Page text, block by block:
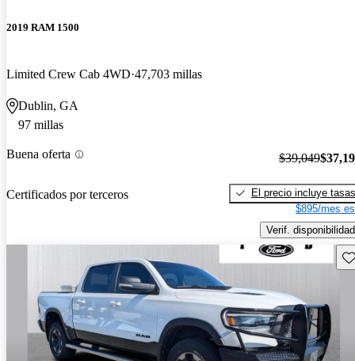
2019 RAM 1500
Limited Crew Cab 4WD 47,703 millas
Dublin, GA
97 millas
Buena oferta
Certificados por terceros
$39,049
El precio incluye tasas
$895/mes
Verif. disponibilidad